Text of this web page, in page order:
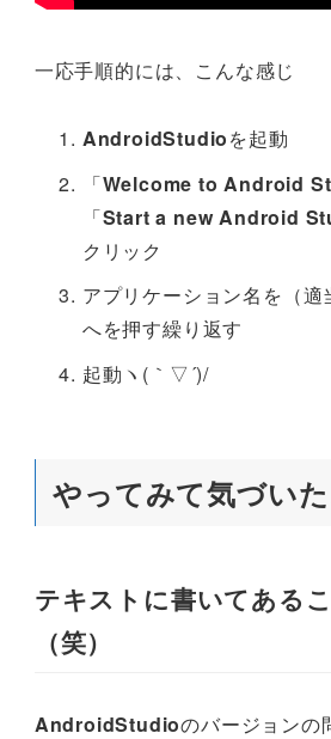
一応手順的には、こんな感じ
AndroidStudioを起動
「Welcome to Android
「Start a new Android
クリック
アプリケーション名を（
へを押す繰り返す
起動ヽ(｀▽´)/
やってみて気づい
テキストに書いてある
（笑）
AndroidStudioのバージョンの